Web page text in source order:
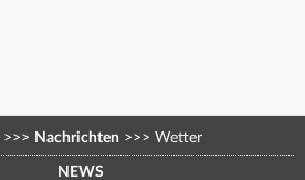
>>> Nachrichten >>> Wetter
NEWS